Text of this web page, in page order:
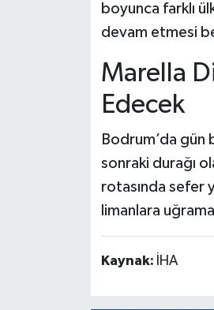
boyunca farklı
devam etmesi
Marella
Edecek
Bodrum’da gün
sonraki durağı
rotasında sefer
limanlara
Kaynak: İHA